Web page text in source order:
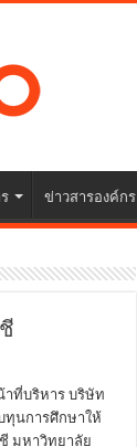
ข่าวสารองค์กร
าที่บริหาร บริษัท
ทุนการศึกษาให้
มหาวิทยาลัย